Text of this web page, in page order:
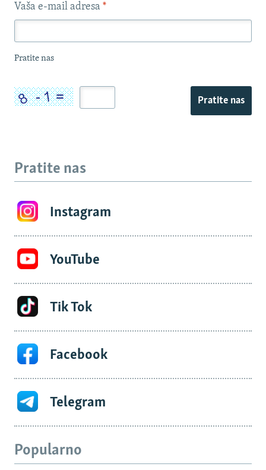
Vaša e-mail adresa *
Pratite nas
Pratite nas
Pratite nas
Instagram
YouTube
Tik Tok
Facebook
Telegram
Popularno